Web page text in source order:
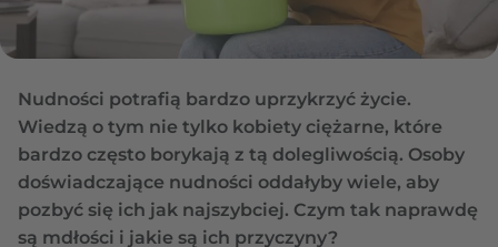
Nudności potrafią bardzo uprzykrzyć życie.
Wiedzą o tym nie tylko kobiety ciężarne, które
bardzo często borykają z tą dolegliwością. Osoby
doświadczające nudności oddałyby wiele, aby
pozbyć się ich jak najszybciej. Czym tak naprawdę
są mdłości i jakie są ich przyczyny?